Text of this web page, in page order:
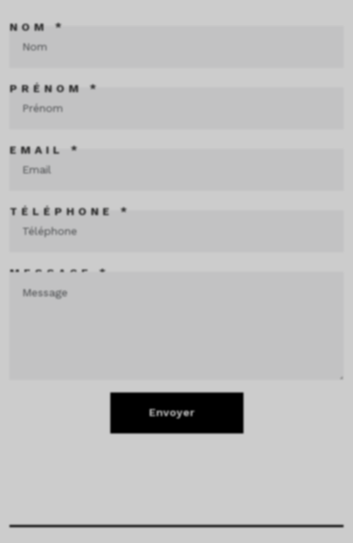
NOM *
PRÉNOM *
EMAIL *
TÉLÉPHONE *
MESSAGE *
Envoyer